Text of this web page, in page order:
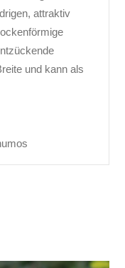
attraktiv
und kann als